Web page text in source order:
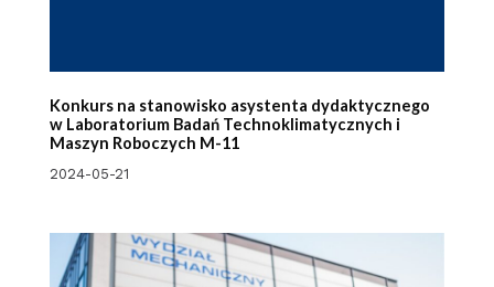
Konkurs na stanowisko asystenta dydaktycznego
w Laboratorium Badań Technoklimatycznych i
Maszyn Roboczych M-11
2024-05-21